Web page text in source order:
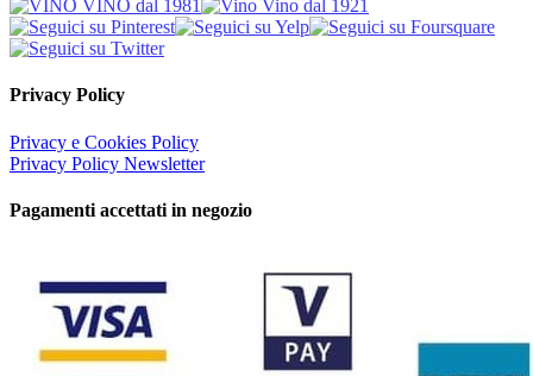
Privacy Policy
Privacy e Cookies Policy
Privacy Policy Newsletter
Pagamenti accettati in negozio